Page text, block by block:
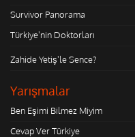
Survivor Panorama
Türkiye'nin Doktorları
Zahide Yetiş'le Sence?
Yarışmalar
Ben Eşimi Bilmez Miyim
Cevap Ver Türkiye